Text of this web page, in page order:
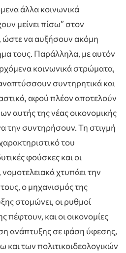
άλλα κοινωνικά
μείνει πίσω” στον
ώστε να αυξήσουν ακόμη
τους. Παράλληλα, με αυτόν
κοινωνικά στρώματα,
συντηρητικά και
αφού πλέον αποτελούν
αυτής της νέας οικονομικής
την συντηρήσουν. Τη στιγμή
του
φούσκες και οι
νομοτελειακά χτυπάει την
ο μηχανισμός της
στομώνει, οι ρυθμοί
πέφτουν, και οι οικονομίες
ανάπτυξης σε φάση ύφεσης,
των πολιτικοιδεολογικών